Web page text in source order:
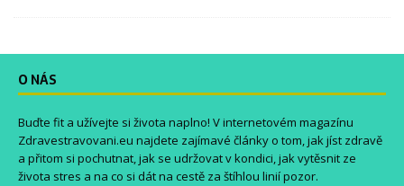
O NÁS
Buďte fit a užívejte si života naplno! V internetovém magazínu
Zdravestravovani.eu najdete zajímavé články o tom, jak jíst zdravě
a přitom si pochutnat, jak se udržovat v kondici, jak vytěsnit ze
života stres a na co si dát na cestě za štíhlou linií pozor.